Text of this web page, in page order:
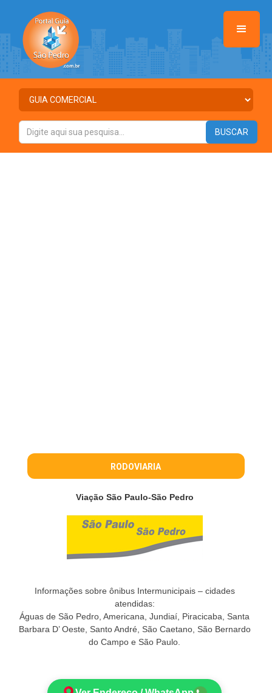
RODOVIARIA
Viação São Paulo-São Pedro
Informações sobre ônibus Intermunicipais – cidades
atendidas:
Águas de São Pedro, Americana, Jundiaí, Piracicaba, Santa
Barbara D’ Oeste, Santo André, São Caetano, São Bernardo
do Campo e São Paulo.